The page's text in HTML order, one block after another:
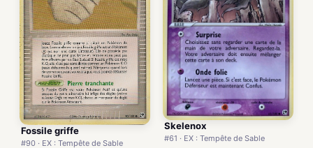
Fossile griffe
#90 · EX : Tempête de Sable
Skelenox
#61 · EX : Tempête de Sable